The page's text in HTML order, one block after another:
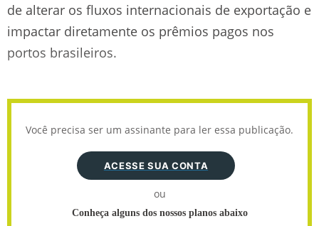
de alterar os fluxos internacionais de exportação e
impactar diretamente os prêmios pagos nos
portos brasileiros.
Você precisa ser um assinante para ler essa publicação.
ACESSE SUA CONTA
ou
Conheça alguns dos nossos planos abaixo